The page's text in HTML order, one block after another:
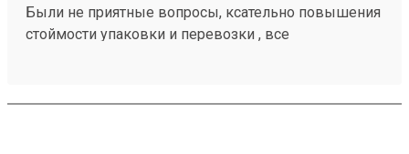
Были не приятные вопросы, ксательно повышения
стоймости упаковки и перевозки , все